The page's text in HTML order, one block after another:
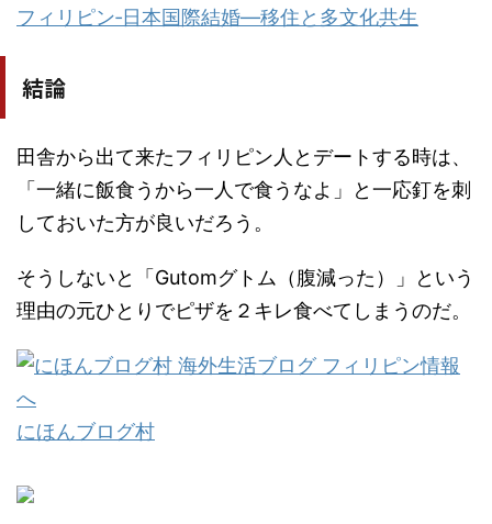
フィリピン‐日本国際結婚―移住と多文化共生
結論
田舎から出て来たフィリピン人とデートする時は、
「一緒に飯食うから一人で食うなよ」と一応釘を刺
しておいた方が良いだろう。
そうしないと「Gutomグトム（腹減った）」という
理由の元ひとりでピザを２キレ食べてしまうのだ。
にほんブログ村